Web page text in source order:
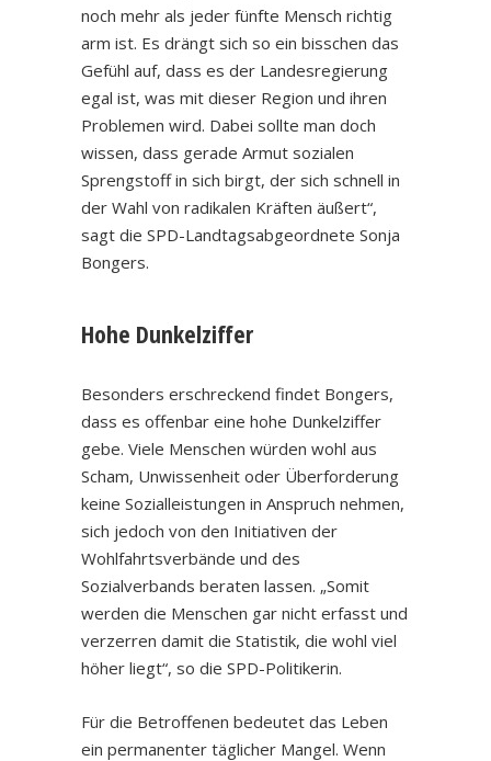
noch mehr als jeder fünfte Mensch richtig
arm ist. Es drängt sich so ein bisschen das
Gefühl auf, dass es der Landesregierung
egal ist, was mit dieser Region und ihren
Problemen wird. Dabei sollte man doch
wissen, dass gerade Armut sozialen
Sprengstoff in sich birgt, der sich schnell in
der Wahl von radikalen Kräften äußert“,
sagt die SPD-Landtagsabgeordnete Sonja
Bongers.
Hohe Dunkelziffer
Besonders erschreckend findet Bongers,
dass es offenbar eine hohe Dunkelziffer
gebe. Viele Menschen würden wohl aus
Scham, Unwissenheit oder Überforderung
keine Sozialleistungen in Anspruch nehmen,
sich jedoch von den Initiativen der
Wohlfahrtsverbände und des
Sozialverbands beraten lassen. „Somit
werden die Menschen gar nicht erfasst und
verzerren damit die Statistik, die wohl viel
höher liegt“, so die SPD-Politikerin.
Für die Betroffenen bedeutet das Leben
ein permanenter täglicher Mangel. Wenn